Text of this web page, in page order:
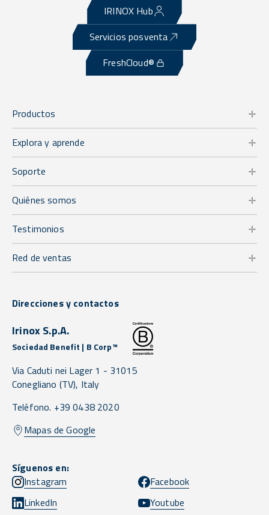
IRINOX Hub
Servicios posventa
FreshCloud®
Productos
Explora y aprende
Soporte
Quiénes somos
Testimonios
Red de ventas
Direcciones y contactos
Irinox S.p.A.
Sociedad Benefit | B Corp™
Via Caduti nei Lager 1 - 31015
Conegliano (TV), Italy
Teléfono. +39 0438 2020
Mapas de Google
Síguenos en:
Instagram
Facebook
LinkedIn
Youtube